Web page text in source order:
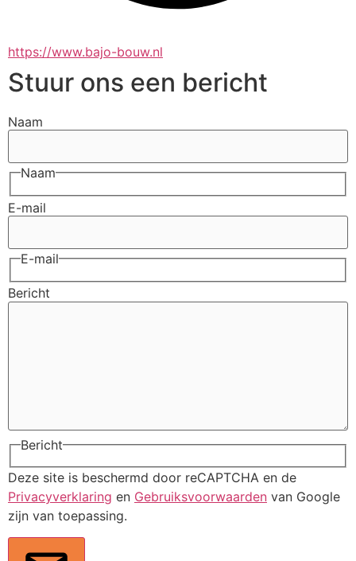
https://www.bajo-bouw.nl
Stuur ons een bericht
Naam
Naam
E-mail
E-mail
Bericht
Bericht
Deze site is beschermd door reCAPTCHA en de
Privacyverklaring en Gebruiksvoorwaarden van Google
zijn van toepassing.